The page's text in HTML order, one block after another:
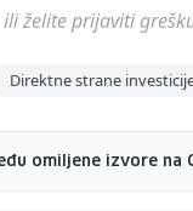
želite prijaviti
Direktne strane
omiljene izvore na